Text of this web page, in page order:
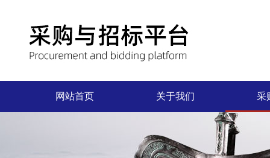
网站首页 关于我们 采